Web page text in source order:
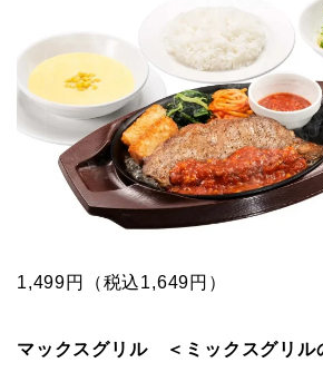
1,499円（税込1,649円）
マックスグリル ＜ミックスグリル